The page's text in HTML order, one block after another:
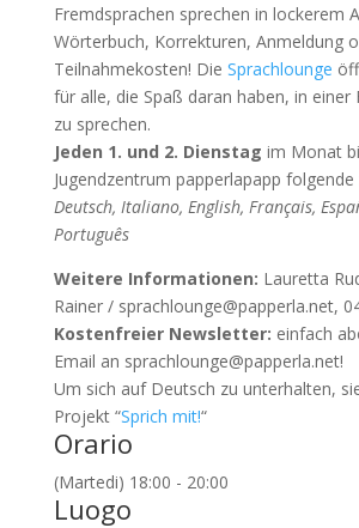
Fremdsprachen sprechen in lockerem
Wörterbuch, Korrekturen, Anmeldung
Teilnahmekosten! Die Sprachlounge
für alle, die Spaß daran haben, in einer
zu sprechen.
Jeden 1. und 2. Dienstag im Monat
Jugendzentrum papperlapapp folgende
Deutsch, Italiano, English, Français,
Português
Weitere Informationen: Lauretta
Rainer / sprachlounge@papperla.net,
Kostenfreier Newsletter: einfach
Email an sprachlounge@papperla.net!
Um sich auf Deutsch zu unterhalten,
Projekt “Sprich mit!“
Orario
(Martedi) 18:00 - 20:00
Luogo